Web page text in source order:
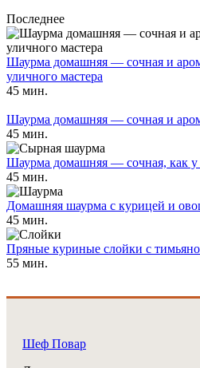
Последнее
Шаурма домашняя — сочная и
уличного мастера
45 мин.
Шаурма домашняя — сочная и
45 мин.
Шаурма домашняя — сочная, как у
45 мин.
Домашняя шаурма с курицей и
45 мин.
Пряные куриные слойки с
55 мин.
Шеф Повар